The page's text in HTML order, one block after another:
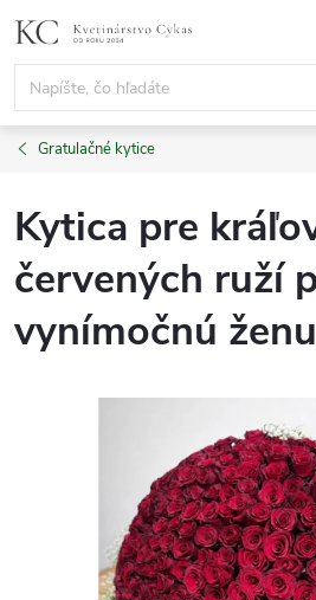
na
obsah
Gratulačné kytice
Kytica pre
červených ruží
vynímočnú ženu